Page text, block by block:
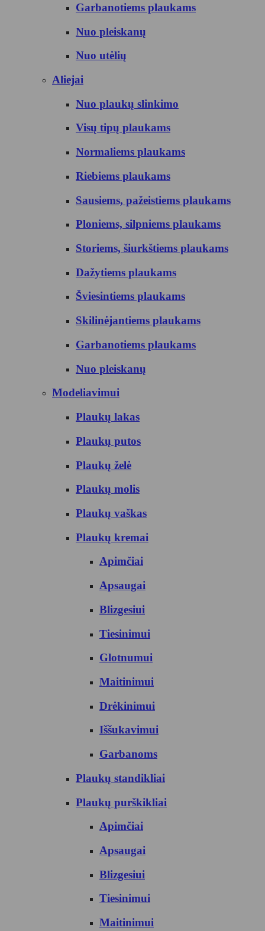
Garbanotiems plaukams
Nuo pleiskanų
Nuo utėlių
Aliejai
Nuo plaukų slinkimo
Visų tipų plaukams
Normaliems plaukams
Riebiems plaukams
Sausiems, pažeistiems plaukams
Ploniems, silpniems plaukams
Storiems, šiurkštiems plaukams
Dažytiems plaukams
Šviesintiems plaukams
Skilinėjantiems plaukams
Garbanotiems plaukams
Nuo pleiskanų
Modeliavimui
Plaukų lakas
Plaukų putos
Plaukų želė
Plaukų molis
Plaukų vaškas
Plaukų kremai
Apimčiai
Apsaugai
Blizgesiui
Tiesinimui
Glotnumui
Maitinimui
Drėkinimui
Iššukavimui
Garbanoms
Plaukų standikliai
Plaukų purškikliai
Apimčiai
Apsaugai
Blizgesiui
Tiesinimui
Maitinimui